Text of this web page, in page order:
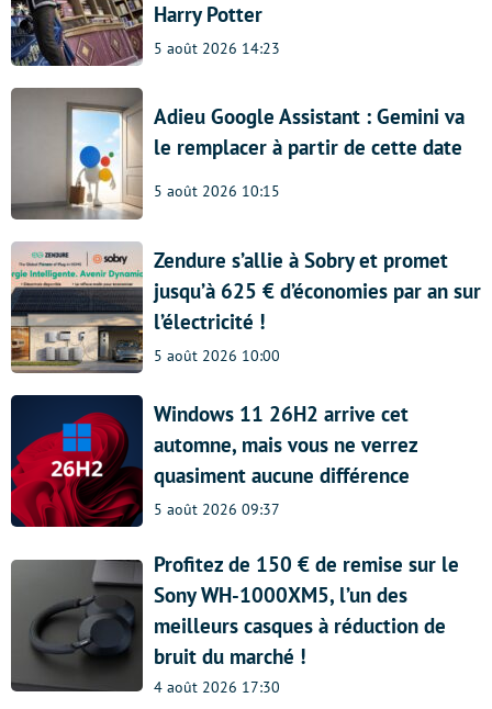
Harry Potter
5 août 2026 14:23
Adieu Google Assistant : Gemini va
le remplacer à partir de cette date
5 août 2026 10:15
Zendure s’allie à Sobry et promet
jusqu’à 625 € d’économies par an sur
l’électricité !
5 août 2026 10:00
Windows 11 26H2 arrive cet
automne, mais vous ne verrez
quasiment aucune différence
5 août 2026 09:37
Profitez de 150 € de remise sur le
Sony WH-1000XM5, l’un des
meilleurs casques à réduction de
bruit du marché !
4 août 2026 17:30